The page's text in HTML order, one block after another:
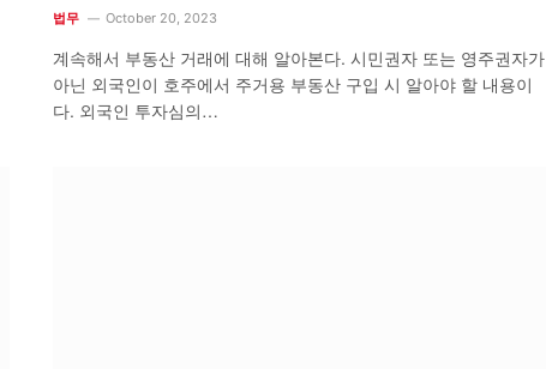
법무 October 20, 2023
계속해서 부동산 거래에 대해 알아본다. 시민권자 또는 영주권자가
아닌 외국인이 호주에서 주거용 부동산 구입 시 알아야 할 내용이
다. 외국인 투자심의…